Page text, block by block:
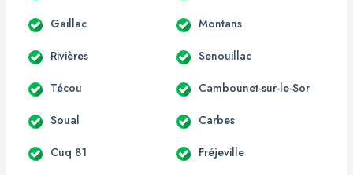
Gaillac Montans
Rivières Senouillac
Técou Cambounet-sur-le-Sor
Soual Carbes
Cuq 81 Fréjeville